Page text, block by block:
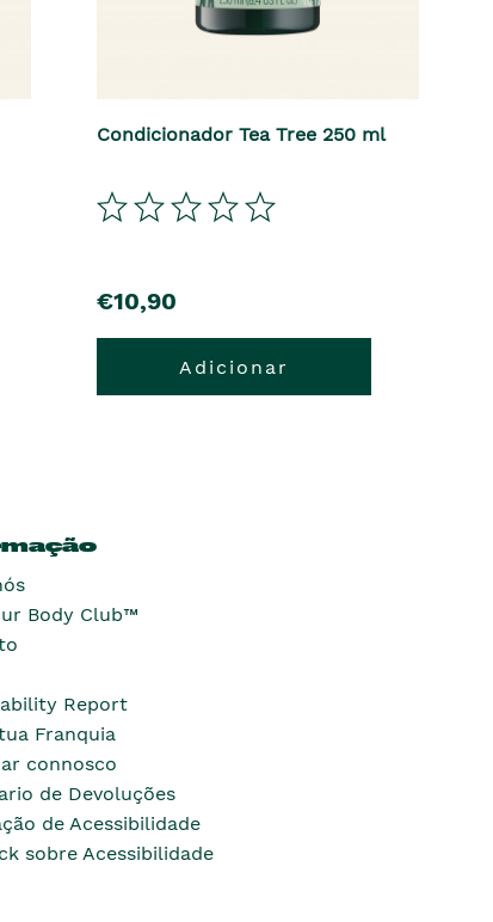
Condicionador Tea Tree 250 ml
€10,90
Adicionar
Body Club™
Report
Franquia
connosco
de Devoluções
de Acessibilidade
sobre Acessibilidade